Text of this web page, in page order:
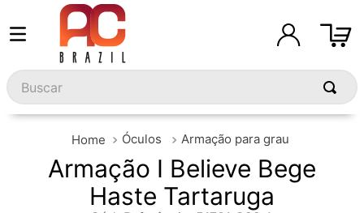
Buscar
Óculos Armação para grau
Armação I Believe Bege
Haste Tartaruga